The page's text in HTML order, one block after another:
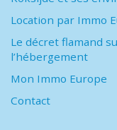
Location par Immo
Le décret flamand
l’hébergement
Mon Immo Europe
Contact